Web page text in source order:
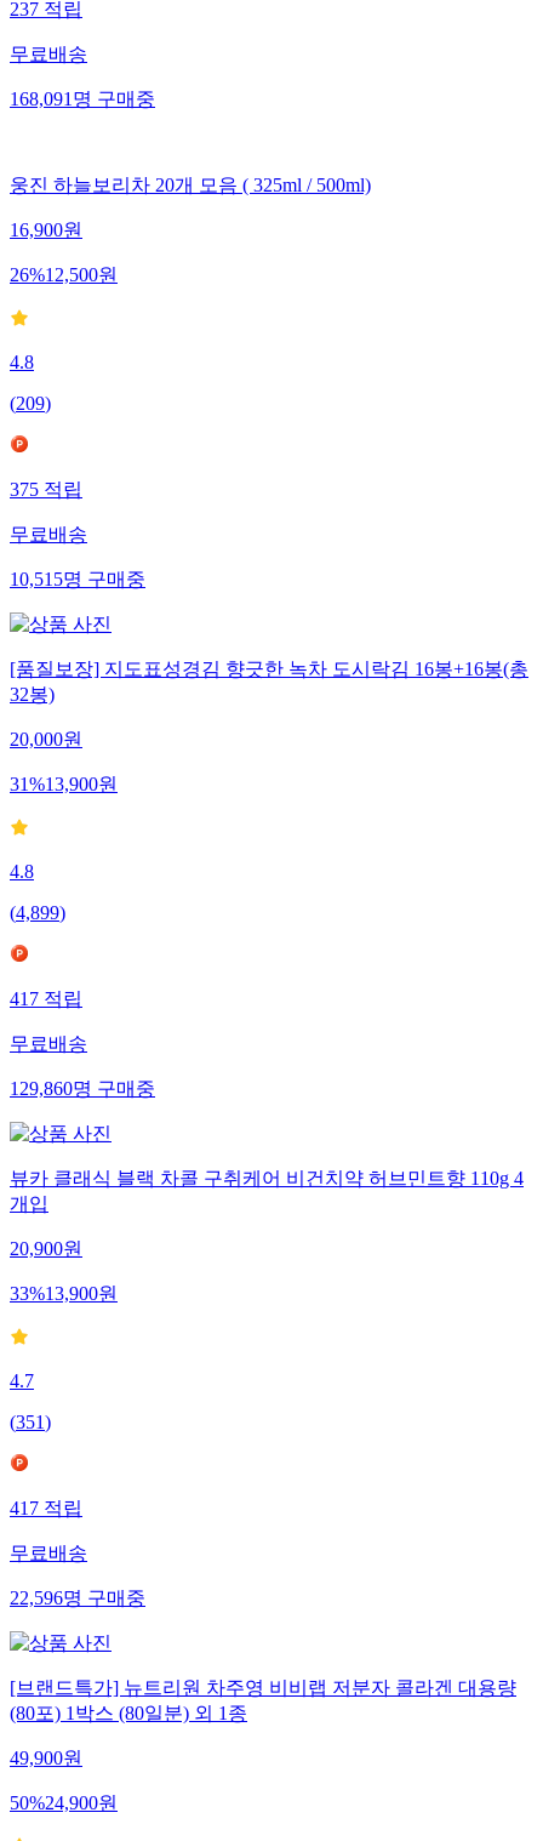
237적립
무료배송
168,091명구매중
웅진 하늘보리차 20개 모음 ( 325ml / 500ml)
16,900원
26%12,500원
4.8
(209)
375적립
무료배송
10,515명구매중
[품질보장] 지도표성경김 향긋한 녹차 도시락김 16봉+16봉(총
32봉)
20,000원
31%13,900원
4.8
(4,899)
417적립
무료배송
129,860명구매중
뷰카 클래식 블랙 차콜 구취케어 비건치약 허브민트향 110g 4
개입
20,900원
33%13,900원
4.7
(351)
417적립
무료배송
22,596명구매중
[브랜드특가] 뉴트리원 차주영 비비랩 저분자 콜라겐 대용량
(80포) 1박스 (80일분) 외 1종
49,900원
50%24,900원